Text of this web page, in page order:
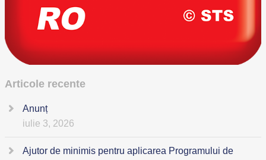
Articole recente
Anunț
iulie 3, 2026
Ajutor de minimis pentru aplicarea Programului de